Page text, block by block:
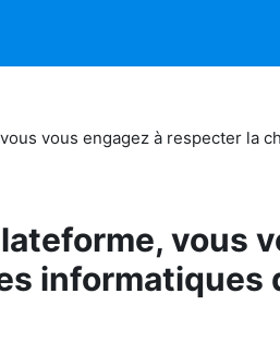
vous engagez à respecter la
vous
informatiques